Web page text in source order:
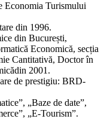
Economia Turismului
din 1996.
din București,
Economică, secția
Cantitativă, Doctor în
2001.
de prestigiu: BRD-
„Baze de date”,
„E-Tourism”.